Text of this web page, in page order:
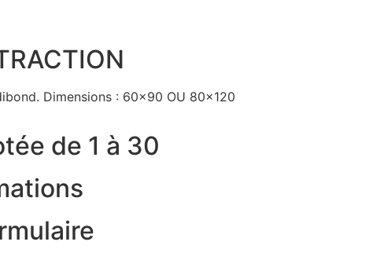
Dimensions : 60×90 OU 80×120
de 1 à 30